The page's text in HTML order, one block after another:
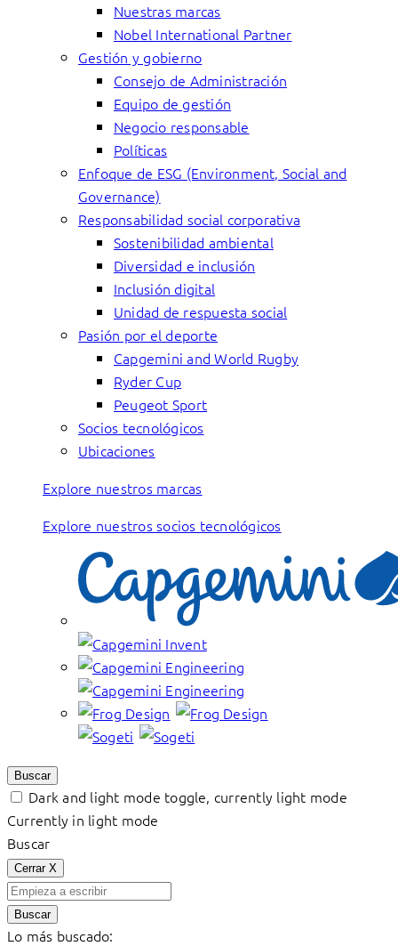
Nuestras marcas
Nobel International Partner
Gestión y gobierno
Consejo de Administración
Equipo de gestión
Negocio responsable
Políticas
Enfoque de ESG (Environment, Social and
Governance)
Responsabilidad social corporativa
Sostenibilidad ambiental
Diversidad e inclusión
Inclusión digital
Unidad de respuesta social
Pasión por el deporte
Capgemini and World Rugby
Ryder Cup
Peugeot Sport
Socios tecnológicos
Ubicaciones
Explore nuestros marcas
Explore nuestros socios tecnológicos
Buscar
Dark and light mode toggle, currently light mode
Currently in light mode
Buscar
Cerrar X
Buscar
Lo más buscado: